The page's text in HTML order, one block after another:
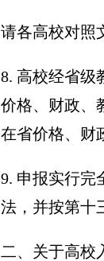
请各高校对照
8. 高校经省级
价格、财政、
在省价格、财
9. 申报实行完
法，并按第十
二、关于高校